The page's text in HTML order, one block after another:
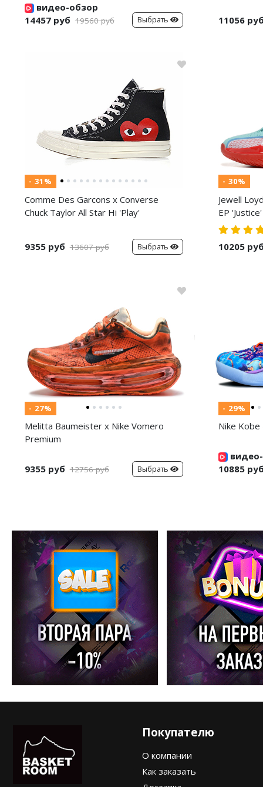
видео-обзор
14457 руб 19560 руб Выбрать 11056 руб
- 31%
Comme Des Garcons x Converse
Chuck Taylor All Star Hi 'Play'
9355 руб 13607 руб Выбрать
- 30%
Jewell
EP 'Justice'
10205 руб
- 27%
Melitta Baumeister x Nike Vomero
Premium
9355 руб 12756 руб Выбрать
- 29%
Nike
10885 руб
Покупателю
О компании
Как заказать